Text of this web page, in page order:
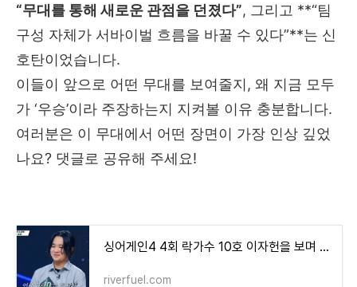
“무대를 통해 새로운 관점을 던졌다”, 그리고 **“팀
구성 자체가 서바이벌 흐름을 바꿀 수 있다”**는 신
호탄이었습니다.
이들이 앞으로 어떤 무대를 보여줄지, 왜 지금 모두
가 ‘우승’이라 주장하는지 지켜볼 이유 충분합니다.
여러분은 이 무대에서 어떤 장면이 가장 인상 깊었
나요? 댓글로 공유해 주세요!
싱어게인4 4회 락가수 10호 이자헌을 보며 역대 싱어게인 락가수 정홍일, 윤성을 돌아보다(+42호
riverfuel.com